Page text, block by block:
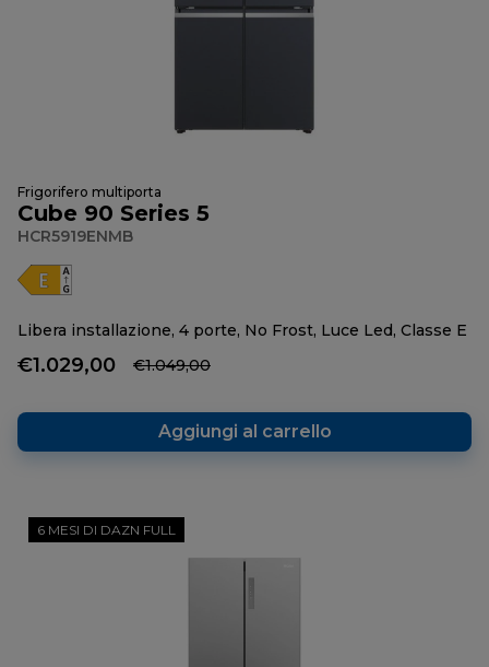
Frigorifero multiporta
Cube 90 Series 5
HCR5919ENMB
Libera installazione, 4 porte, No Frost, Luce Led, Classe E
€1.029,00 €1.049,00
Aggiungi al carrello
6 MESI DI DAZN FULL